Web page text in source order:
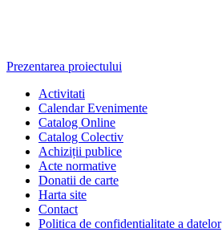
Prezentarea proiectului
Activitati
Calendar Evenimente
Catalog Online
Catalog Colectiv
Achiziții publice
Acte normative
Donatii de carte
Harta site
Contact
Politica de confidentialitate a datelor